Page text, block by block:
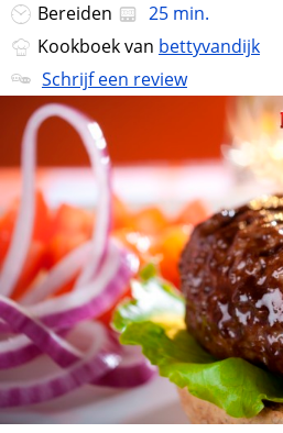
Bereiden
25 min.
Kookboek van bettyvandijk
Schrijf een review